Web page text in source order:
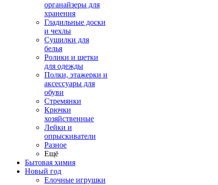
органайзеры для
хранения
Гладильные доски
и чехлы
Сушилки для
белья
Ролики и щетки
для одежды
Полки, этажерки и
аксессуары для
обуви
Стремянки
Крючки
хозяйственные
Лейки и
опрыскиватели
Разное
Ещё
Бытовая химия
Новый год
Елочные игрушки